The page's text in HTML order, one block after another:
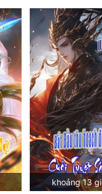
khoảng 13